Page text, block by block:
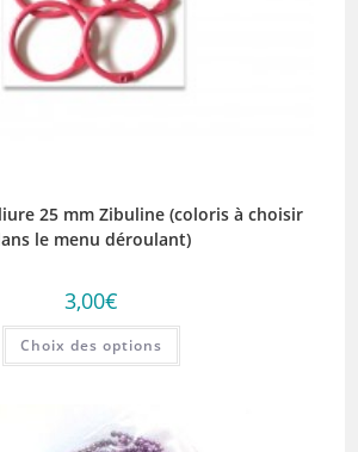
25 mm Zibuline (coloris à choisir
le menu déroulant)
3,00€
Choix des options
Ce
a